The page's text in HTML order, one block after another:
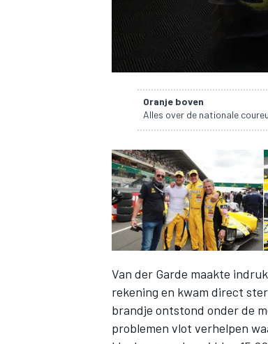
WEC DTM
Oranje boven
Alles over de nationale
Van der Garde maakte
rekening en kwam direct
brandje ontstond onder de
problemen vlot verhelpen